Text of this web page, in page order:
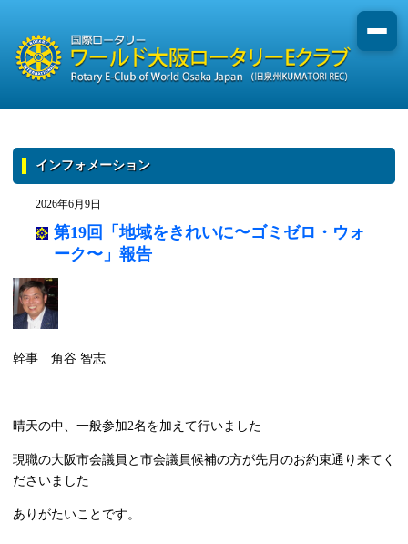
インフォメーション
2026年6月9日
第19回「地域をきれいに〜ゴミゼロ・ウォ
ーク〜」報告
幹事 角谷 智志
晴天の中、一般参加2名を加えて行いました
現職の大阪市会議員と市会議員候補の方が先月のお約束通り来てく
ださいました
ありがたいことです。